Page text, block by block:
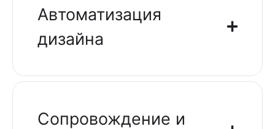
Автоматизация
дизайна
Сопровождение и